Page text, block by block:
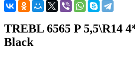
TREBL 6565 P 5,5\R14
Black